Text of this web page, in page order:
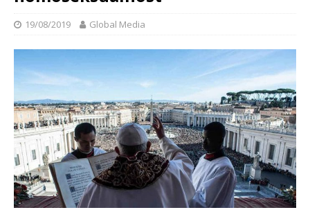
19/08/2019 Global Media